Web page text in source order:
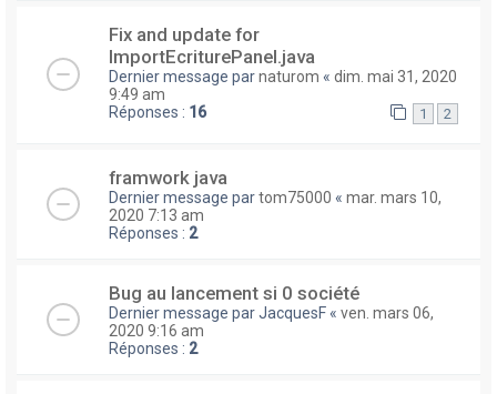
Fix and update for
ImportEcriturePanel.java
Dernier message parnaturom « dim. mai 31, 2020
9:49 am
Réponses : 16 1 2
framwork java
Dernier message partom75000 « mar. mars 10,
2020 7:13 am
Réponses : 2
Bug au lancement si 0 société
Dernier message parJacquesF « ven. mars 06,
2020 9:16 am
Réponses : 2